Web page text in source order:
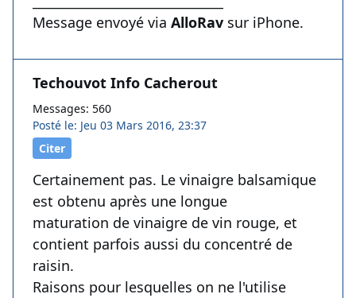
Message envoyé via AlloRav sur iPhone.
Techouvot Info Cacherout
Messages: 560
Posté le: Jeu 03 Mars 2016, 23:37
Citer
Certainement pas. Le vinaigre balsamique
est obtenu après une longue
maturation de vinaigre de vin rouge, et
contient parfois aussi du concentré de
raisin.
Raisons pour lesquelles on ne l'utilise